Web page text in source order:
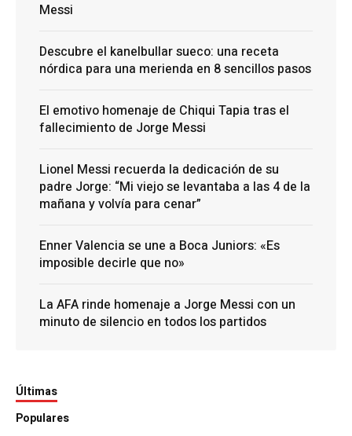
Messi
Descubre el kanelbullar sueco: una receta
nórdica para una merienda en 8 sencillos pasos
El emotivo homenaje de Chiqui Tapia tras el
fallecimiento de Jorge Messi
Lionel Messi recuerda la dedicación de su
padre Jorge: “Mi viejo se levantaba a las 4 de la
mañana y volvía para cenar”
Enner Valencia se une a Boca Juniors: «Es
imposible decirle que no»
La AFA rinde homenaje a Jorge Messi con un
minuto de silencio en todos los partidos
Últimas
Populares